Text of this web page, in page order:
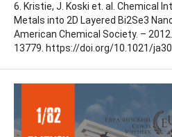
6. Kristie, J. Koski et. al. Chemical
Metals into 2D Layered Bi2Se3
American Chemical Society. –
13779. https://doi.org/10.1021/